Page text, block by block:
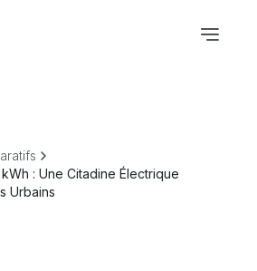
: Une Citadine Électrique
Urbains